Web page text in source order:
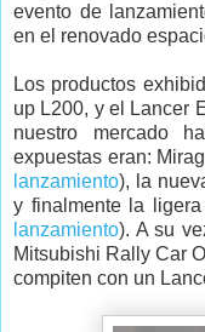
evento de
en el renovado
Los productos
up L200, y el Lancer
nuestro mercado
expuestas eran:
lanzamiento), la
y finalmente la
lanzamiento). A su
Mitsubishi Rally Car
compiten con un